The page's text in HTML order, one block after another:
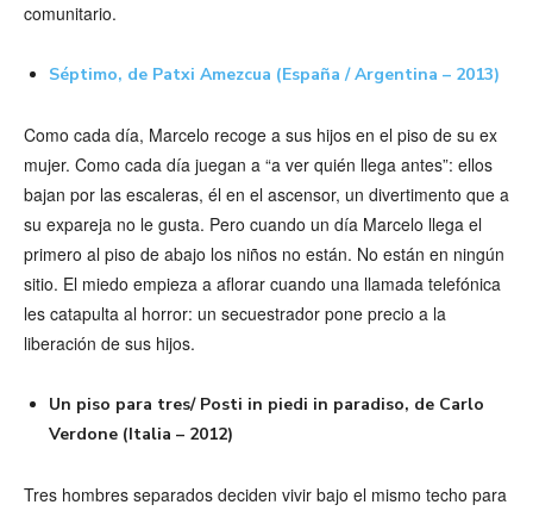
comunitario.
Séptimo, de Patxi Amezcua (España / Argentina – 2013)
Como cada día, Marcelo recoge a sus hijos en el piso de su ex
mujer. Como cada día juegan a “a ver quién llega antes”: ellos
bajan por las escaleras, él en el ascensor, un divertimento que a
su expareja no le gusta. Pero cuando un día Marcelo llega el
primero al piso de abajo los niños no están. No están en ningún
sitio. El miedo empieza a aflorar cuando una llamada telefónica
les catapulta al horror: un secuestrador pone precio a la
liberación de sus hijos.
Un piso para tres/ Posti in piedi in paradiso, de Carlo
Verdone (Italia – 2012)
Tres hombres separados deciden vivir bajo el mismo techo para